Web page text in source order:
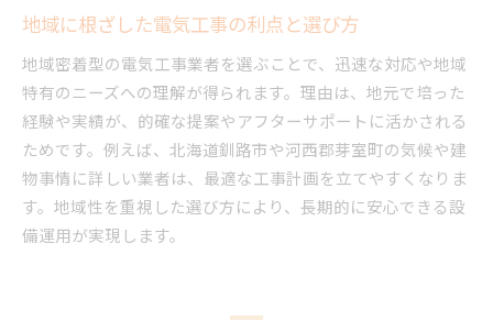
多角的な視点で提案する電気工事の強み
地域に根ざした電気工事の利点と選び方
地域密着型の電気工事業者を選ぶことで、迅速な対応や地域
特有のニーズへの理解が得られます。理由は、地元で培った
経験や実績が、的確な提案やアフターサポートに活かされる
ためです。例えば、北海道釧路市や河西郡芽室町の気候や建
物事情に詳しい業者は、最適な工事計画を立てやすくなりま
す。地域性を重視した選び方により、長期的に安心できる設
備運用が実現します。